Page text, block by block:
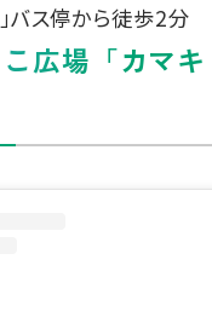
バス停から徒歩2分
広場「カマキ